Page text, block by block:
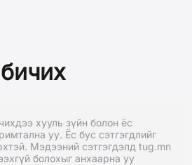
хууль зүйн болон ёс
уу. Ёс бус сэтгэгдлийг
Мэдээний сэтгэгдэлд tug.mn
болохыг анхаарна уу